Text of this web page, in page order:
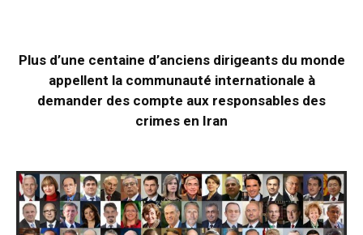
Plus d’une centaine d’anciens dirigeants du monde
appellent la communauté internationale à
demander des compte aux responsables des
crimes en Iran